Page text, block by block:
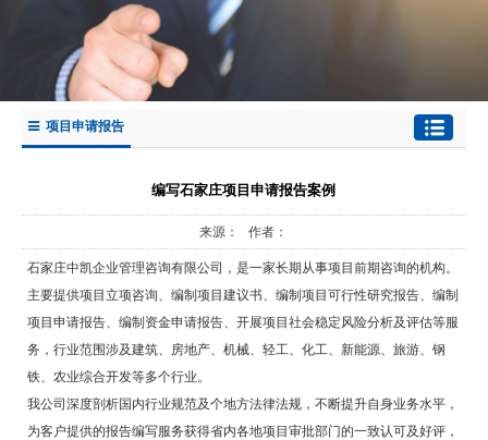
项目申请报告
编写石家庄项目申请报告案例
来源： 作者：
石家庄中凯企业管理咨询有限公司，是一家长期从事项目前期咨询的机构。
主要提供项目立项咨询、编制项目建议书、编制项目可行性研究报告、编制
项目申请报告、编制资金申请报告、开展项目社会稳定风险分析及评估等服
务，行业范围涉及建筑、房地产、机械、轻工、化工、新能源、旅游、钢
铁、农业综合开发等多个行业。
我公司深度剖析国内行业规范及个地方法律法规，不断提升自身业务水平，
为客户提供的报告编写服务获得省内各地项目审批部门的一致认可及好评，